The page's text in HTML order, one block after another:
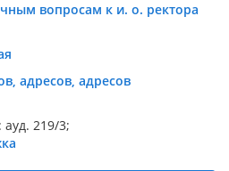
вопросам к и. о. ректора
адресов, адресов
219/3;